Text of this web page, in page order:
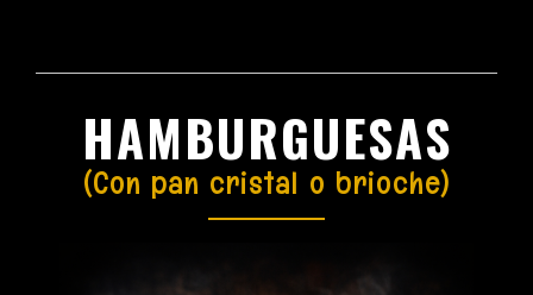
HAMBURGUESAS
(Con pan cristal o brioche)